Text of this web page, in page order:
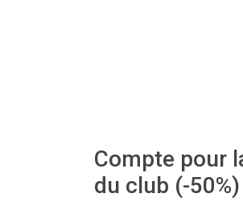
Compte pour
du club (-50%)